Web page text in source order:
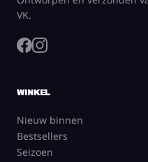
VK.
WINKEL
Nieuw binnen
Bestsellers
Seizoen